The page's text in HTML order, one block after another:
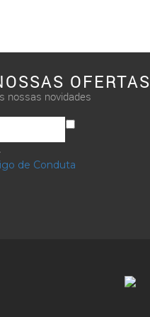
OFERTAS
nossas novidades
de Conduta